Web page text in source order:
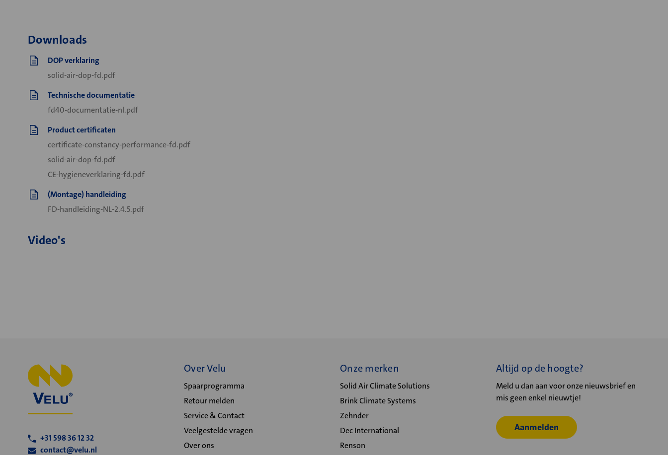
Downloads
DOP verklaring
solid-air-dop-fd.pdf
Technische documentatie
fd40-documentatie-nl.pdf
Product certificaten
certificate-constancy-performance-fd.pdf
solid-air-dop-fd.pdf
CE-hygieneverklaring-fd.pdf
(Montage) handleiding
FD-handleiding-NL-2.4.5.pdf
Video's
+31 598 36 12 32
contact@velu.nl
Over Velu
Spaarprogramma
Retour melden
Service & Contact
Veelgestelde vragen
Over ons
Onze merken
Solid Air Climate Solutions
Brink Climate Systems
Zehnder
Dec International
Renson
Altijd op de hoogte?
Meld u dan aan voor onze nieuwsbrief en
mis geen enkel nieuwtje!
Aanmelden